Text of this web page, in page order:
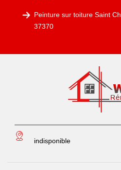
Peinture sur toiture Saint
37370
indisponible